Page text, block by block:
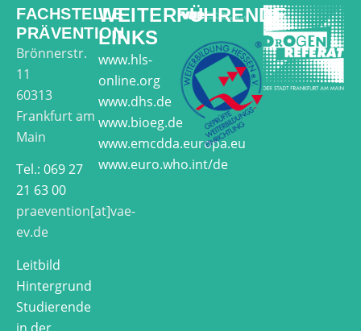
FACHSTELLE
PRÄVENTION
Brönnerstr.
11
60313
Frankfurt am
Main
Tel.: 069 27
21 63 00
praevention[at]vae-
ev.de
Leitbild
Hintergrund
Studierende
WEITERFÜHRENDE
LINKS
www.hls-
online.org
www.dhs.de
www.bioeg.de
www.emcdda.europa.eu
www.euro.who.int/de